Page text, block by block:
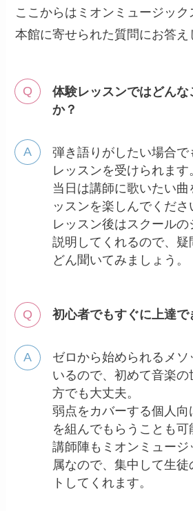
ここからはミオンミュージッ
本館に寄せられた質問にお答え
体験レッスンではどん
か？
弾き語りがしたい場合で
レッスンを受けられます
当日は講師に歌いたい曲
ッスンを楽しんでくださ
レッスン後はスクールの
説明してくれるので、疑
どん聞いてみましょう。
初心者でもすぐに上達で
ゼロから始められるメソ
いるので、初めて音楽の
方でも大丈夫。
弱点をカバーする個人向
を組んでもらうことも可
講師陣もミオンミュー
属なので、集中して生
トしてくれます。